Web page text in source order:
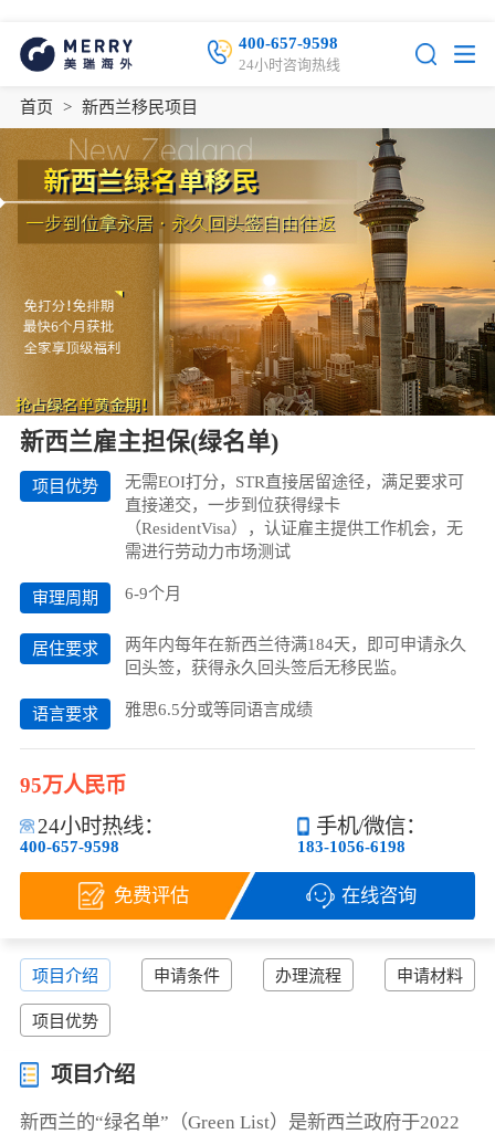
400-657-9598
24小时咨询热线
首页 > 新西兰移民项目
新西兰雇主担保(绿名单)
项目优势
无需EOI打分，STR直接居留途径，满足要求可
直接递交，一步到位获得绿卡
（ResidentVisa），认证雇主提供工作机会，无
需进行劳动力市场测试
审理周期 6-9个月
居住要求
两年内每年在新西兰待满184天，即可申请永久
回头签，获得永久回头签后无移民监。
语言要求 雅思6.5分或等同语⾔成绩
95万人民币
24小时热线：
400-657-9598
手机/微信：
183-1056-6198
免费评估 在线咨询
项目介绍 申请条件 办理流程 申请材料
项目优势
项目介绍
新西兰的“绿名单”（Green List）是新西兰政府于2022